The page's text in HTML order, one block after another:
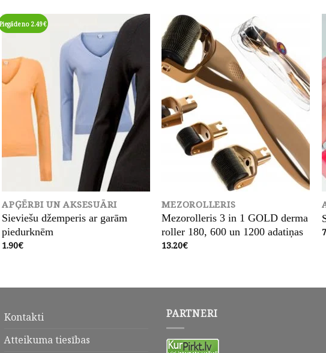
Piegāde no 2.49€
APĢĒRBI UN AKSESUĀRI
Sieviešu džemperis ar garām
piedurknēm
1.90€
MEZOROLLERIS
Mezorolleris 3 in 1 GOLD derma
roller 180, 600 un 1200 adatiņas
13.20€
Kontakti
Atteikuma tiesības
PARTNERI